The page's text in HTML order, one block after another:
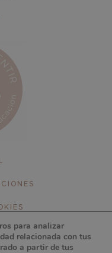
para analizar
relacionada con tus
a partir de tus